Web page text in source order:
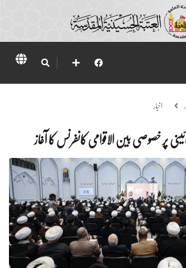
اخبار
پر خصوصی بین الاقوامی کانفرنس کا آغاز